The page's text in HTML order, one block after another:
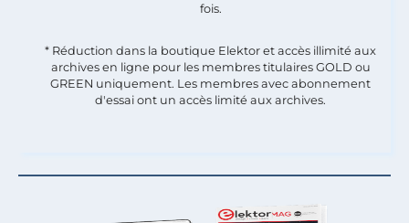
fois.​
* Réduction dans la boutique Elektor et accès illimité aux
archives en ligne pour les membres titulaires GOLD ou
GREEN uniquement. Les membres avec abonnement
d'essai ont un accès limité aux archives.